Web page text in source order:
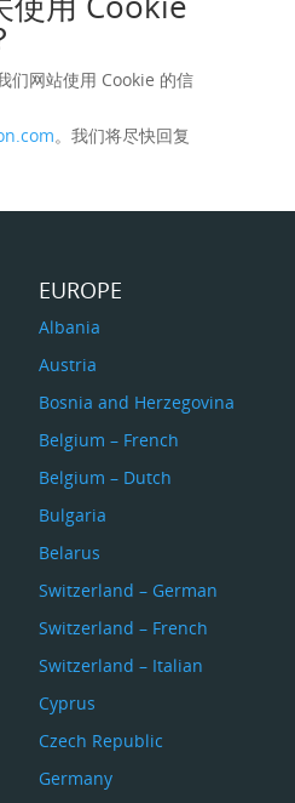
们网站使用 Cookie 的信
。 我们将尽快回复
EUROPE
Albania
Austria
Bosnia and Herzegovina
Belgium – French
Belgium – Dutch
Bulgaria
Belarus
Switzerland – German
Switzerland – French
Switzerland – Italian
Cyprus
Czech Republic
Germany